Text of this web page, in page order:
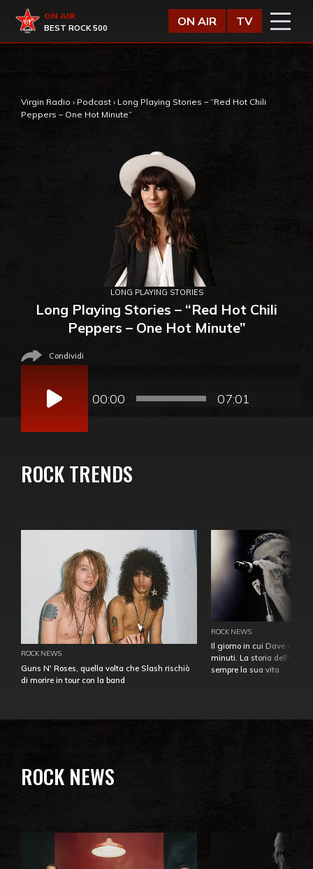
Virgin Radio
ON AIR
BEST ROCK 500
ON AIR TV
Virgin Radio › Podcast › Long Playing Stories – “Red Hot Chili
Peppers – One Hot Minute”
LONG PLAYING STORIES
Long Playing Stories – “Red Hot Chili
Peppers – One Hot Minute”
Condividi
00:00 07:01
ROCK TRENDS
ROCK NEWS
Guns N' Roses, quella volta che Slash rischiò
di morire in tour con la band
ROCK NEWS
Il giorno in cui Dave
minuti. La storia
sempre la sua vita
ROCK NEWS